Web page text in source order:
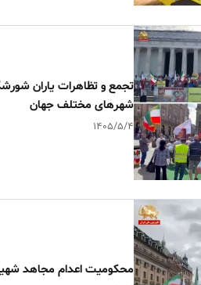
تجمع و تظاهرات یاران
شهرهای مختلف جهان
۱۴۰۵/۵/۴
محکومیت اعدام مجاهد